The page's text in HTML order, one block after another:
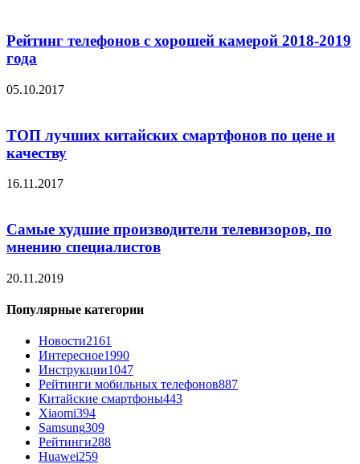
Рейтинг телефонов с хорошей камерой 2018-2019
года
05.10.2017
ТОП лучших китайских смартфонов по цене и
качеству
16.11.2017
Самые худшие производители телевизоров, по
мнению специалистов
20.11.2019
Популярные категории
Новости2161
Интересное1990
Инструкции1047
Рейтинги мобильных телефонов887
Китайские смартфоны443
Xiaomi394
Samsung309
Рейтинги288
Huawei259